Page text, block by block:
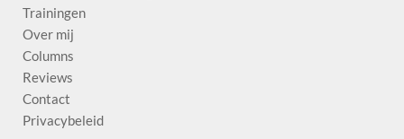
Trainingen
Over mij
Columns
Reviews
Contact
Privacybeleid